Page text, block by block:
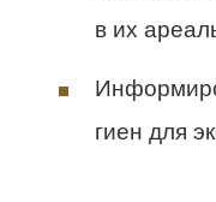
в их
гиен для